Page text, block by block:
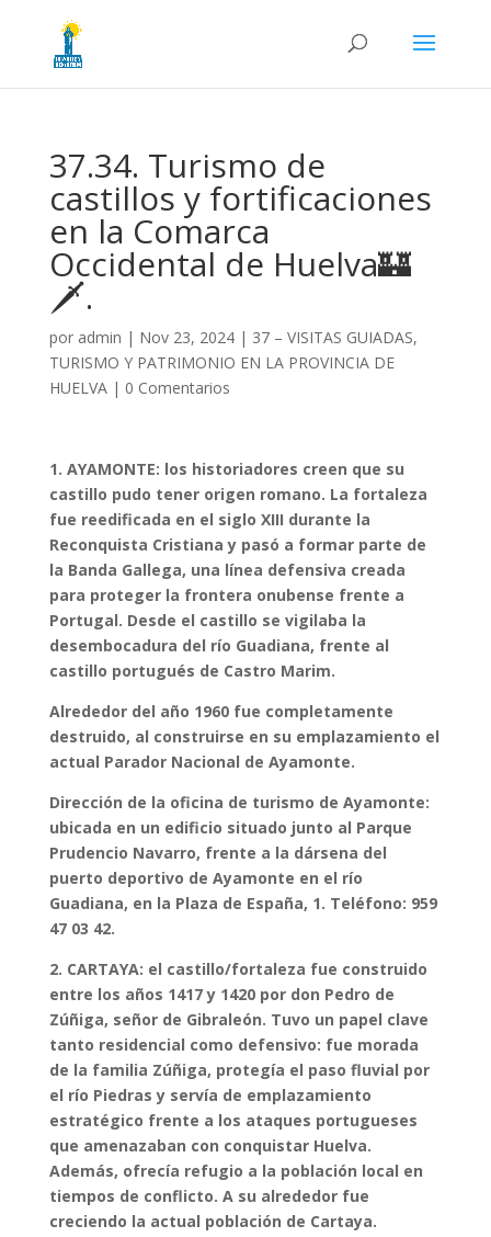
37.34. Turismo de
castillos y fortificaciones
en la Comarca
Occidental de Huelva🏰
🗡️.
por admin | Nov 23, 2024| 37 – VISITAS GUIADAS,
TURISMO Y PATRIMONIO EN LA PROVINCIA DE
HUELVA| 0 Comentarios
1. AYAMONTE: los historiadores creen que su
castillo pudo tener origen romano. La fortaleza
fue reedificada en el siglo XIII durante la
Reconquista Cristiana y pasó a formar parte de
la Banda Gallega, una línea defensiva creada
para proteger la frontera onubense frente a
Portugal. Desde el castillo se vigilaba la
desembocadura del río Guadiana, frente al
castillo portugués de Castro Marim.
Alrededor del año 1960 fue completamente
destruido, al construirse en su emplazamiento el
actual Parador Nacional de Ayamonte.
Dirección de la oficina de turismo de Ayamonte:
ubicada en un edificio situado junto al Parque
Prudencio Navarro, frente a la dársena del
puerto deportivo de Ayamonte en el río
Guadiana, en la Plaza de España, 1. Teléfono: 959
47 03 42.
2. CARTAYA: el castillo/fortaleza fue construido
entre los años 1417 y 1420 por don Pedro de
Zúñiga, señor de Gibraleón. Tuvo un papel clave
tanto residencial como defensivo: fue morada
de la familia Zúñiga, protegía el paso fluvial por
el río Piedras y servía de emplazamiento
estratégico frente a los ataques portugueses
que amenazaban con conquistar Huelva.
Además, ofrecía refugio a la población local en
tiempos de conflicto. A su alrededor fue
creciendo la actual población de Cartaya.